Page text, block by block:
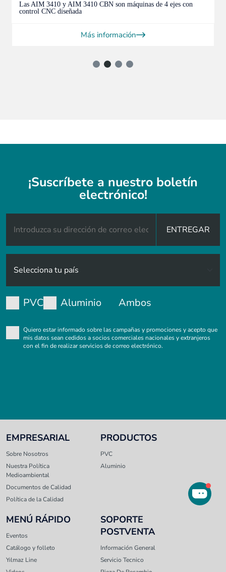
Las AIM 3410 y AIM 3410 CBN son máquinas de 4 ejes con
control CNC diseñada
Más información
¡Suscríbete a nuestro boletín
electrónico!
ENTREGAR
PVC Aluminio Ambos
Quiero estar informado sobre las campañas y promociones y acepto que
mis datos sean cedidos a socios comerciales nacionales y extranjeros
con el fin de realizar servicios de correo electrónico.
EMPRESARIAL
Sobre Nosotros
Nuestra Política
Medioambiental
Documentos de Calidad
Política de la Calidad
PRODUCTOS
PVC
Aluminio
MENÚ RÁPIDO
Eventos
Catálogo y folleto
Yılmaz Line
SOPORTE
POSTVENTA
Información General
Servicio Tecnico